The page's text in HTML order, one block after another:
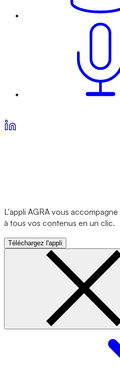
L'appli AGRA vous
à tous vos contenus en un clic.
Téléchargez l'appli